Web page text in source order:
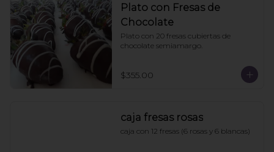
Plato con Fresas de
Chocolate
Plato con 20 fresas cubiertas de
chocolate semiamargo.
$355.00
caja fresas rosas
caja con 12 fresas (6 rosas y 6 blancas)